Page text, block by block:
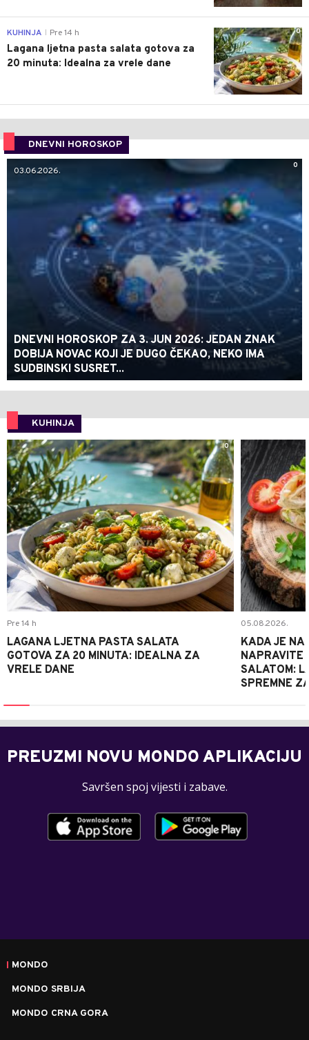
0
KUHINJA Pre 14 h
Lagana ljetna pasta salata gotova za
20 minuta: Idealna za vrele dane
DNEVNI HOROSKOP
0
03.06.2026.
DNEVNI HOROSKOP ZA 3. JUN 2026: JEDAN ZNAK
DOBIJA NOVAC KOJI JE DUGO ČEKAO, NEKO IMA
SUDBINSKI SUSRET...
KUHINJA
0
Pre 14 h
LAGANA LJETNA PASTA SALATA
GOTOVA ZA 20 MINUTA: IDEALNA ZA
VRELE DANE
05.08.2026.
KADA JE
NAPRAVITE
SALATOM:
SPREMNE
PREUZMI NOVU MONDO APLIKACIJU
Savršen spoj vijesti i zabave.
MONDO
MONDO SRBIJA
MONDO CRNA GORA